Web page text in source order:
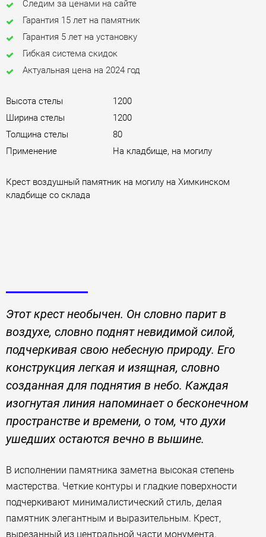
Следим за ценами на сайте
Гарантия 15 лет на памятник
Гарантия 5 лет на установку
Гибкая система скидок
Актуальная цена на 2024 год
Высота стелы
1200
Ширина стелы
1200
Толщина стелы
80
Применение
На кладбище, на могилу
Крест воздушный памятник на могилу на Химкинском
кладбище со склада
Этот крест необычен. Он словно парит в
воздухе, словно поднят невидимой силой,
подчеркивая свою небесную природу. Его
конструкция легкая и изящная, словно
созданная для поднятия в небо. Каждая
изогнутая линия напоминает о бесконечном
пространстве и времени, о том, что духи
ушедших остаются вечно в вышине.
В исполнении памятника заметна высокая степень
мастерства. Четкие контуры и гладкие поверхности
подчеркивают минималистический стиль, делая
памятник элегантным и выразительным. Крест,
вырезанный из центральной части монумента,